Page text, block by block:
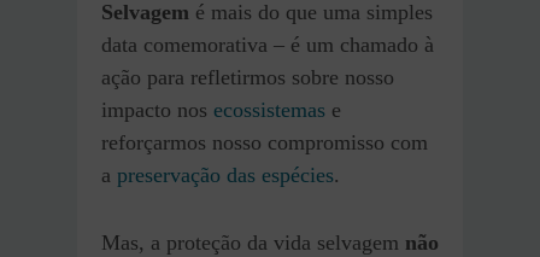
Selvagem é mais do que uma simples
data comemorativa – é um chamado à
ação para refletirmos sobre nosso
impacto nos ecossistemas e
reforçarmos nosso compromisso com
a preservação das espécies.
Mas, a proteção da vida selvagem não